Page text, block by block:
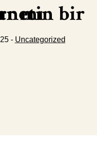
var mı
- Uncategorized